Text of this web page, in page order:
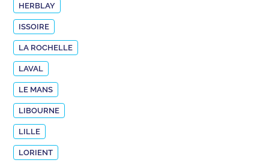
HERBLAY
ISSOIRE
LA ROCHELLE
LAVAL
LE MANS
LIBOURNE
LILLE
LORIENT